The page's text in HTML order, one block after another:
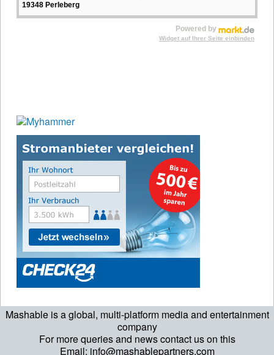
Mashable is a global, multi-platform media and entertainment
company
For more queries and news contact us on this
Email: info@mashablepartners.com
19348 Perleberg
Powered by
Widget auf Ihrer Seite einbinden